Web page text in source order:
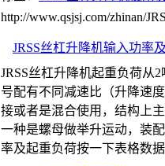
http://www.qsjsj.com/zhinan/
JRSS丝杠升降机输入功率
JRSS丝杠升降机起重负荷从
号配有不同减速比（升降速
接或者是混合使用，结构上
一种是螺母做举升运动，装
率及起重负荷按一下表格数